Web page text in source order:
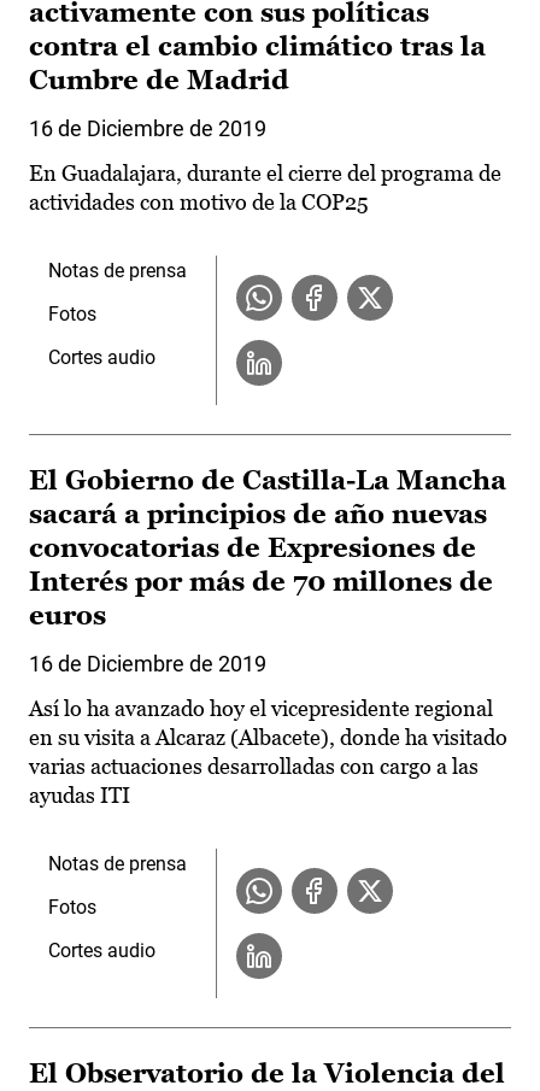
activamente con sus políticas
contra el cambio climático tras la
Cumbre de Madrid
16 de Diciembre de 2019
En Guadalajara, durante el cierre del programa de
actividades con motivo de la COP25
Notas de prensa
Fotos
Cortes audio
El Gobierno de Castilla-La Mancha
sacará a principios de año nuevas
convocatorias de Expresiones de
Interés por más de 70 millones de
euros
16 de Diciembre de 2019
Así lo ha avanzado hoy el vicepresidente regional
en su visita a Alcaraz (Albacete), donde ha visitado
varias actuaciones desarrolladas con cargo a las
ayudas ITI
Notas de prensa
Fotos
Cortes audio
El Observatorio de la Violencia del